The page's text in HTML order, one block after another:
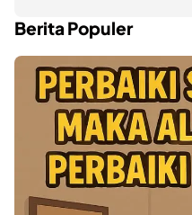
Berita Populer